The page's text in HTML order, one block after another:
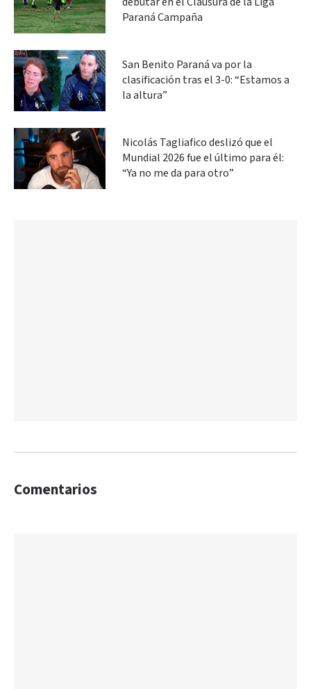
Paraná Campaña
San Benito Paraná va por la
clasificación tras el 3-0: “Estamos a
la altura”
Nicolás Tagliafico deslizó que el
Mundial 2026 fue el último para él:
“Ya no me da para otro”
Comentarios